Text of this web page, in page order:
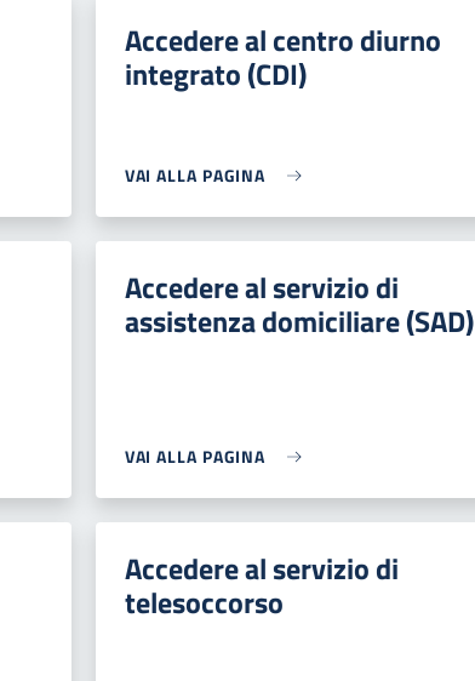
Accedere al centro diurno
integrato (CDI)
VAI ALLA PAGINA
Accedere al servizio di
assistenza domiciliare (SAD)
VAI ALLA PAGINA
Accedere al servizio di
telesoccorso